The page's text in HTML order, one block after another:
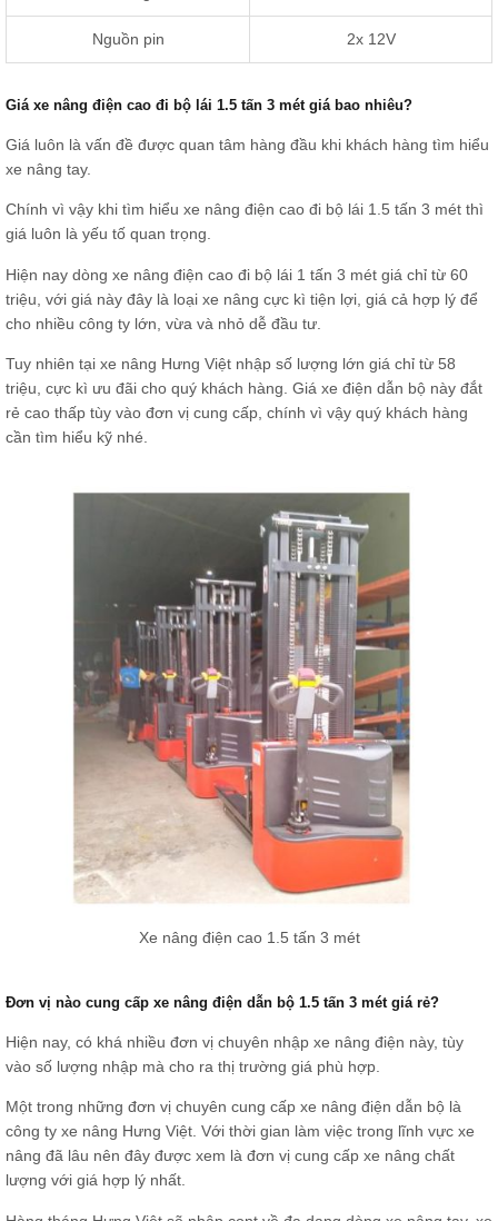
Nguồn pin 2x 12V
Giá xe nâng điện cao đi bộ lái 1.5 tấn 3 mét giá bao nhiêu?
Giá luôn là vấn đề được quan tâm hàng đầu khi khách hàng tìm hiểu
xe nâng tay.
Chính vì vậy khi tìm hiểu xe nâng điện cao đi bộ lái 1.5 tấn 3 mét thì
giá luôn là yếu tố quan trọng.
Hiện nay dòng xe nâng điện cao đi bộ lái 1 tấn 3 mét giá chỉ từ 60
triệu, với giá này đây là loại xe nâng cực kì tiện lợi, giá cả hợp lý để
cho nhiều công ty lớn, vừa và nhỏ dễ đầu tư.
Tuy nhiên tại xe nâng Hưng Việt nhập số lượng lớn giá chỉ từ 58
triệu, cực kì ưu đãi cho quý khách hàng. Giá xe điện dẫn bộ này đắt
rẻ cao thấp tùy vào đơn vị cung cấp, chính vì vậy quý khách hàng
cần tìm hiểu kỹ nhé.
Xe nâng điện cao 1.5 tấn 3 mét
Đơn vị nào cung cấp xe nâng điện dẫn bộ 1.5 tấn 3 mét giá rẻ?
Hiện nay, có khá nhiều đơn vị chuyên nhập xe nâng điện này, tùy
vào số lượng nhập mà cho ra thị trường giá phù hợp.
Một trong những đơn vị chuyên cung cấp xe nâng điện dẫn bộ là
công ty xe nâng Hưng Việt. Với thời gian làm việc trong lĩnh vực xe
nâng đã lâu nên đây được xem là đơn vị cung cấp xe nâng chất
lượng với giá hợp lý nhất.